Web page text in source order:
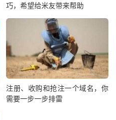
巧，希望给米友带来帮助
注册、收购和抢注一个域名，你
需要一步一步排雷